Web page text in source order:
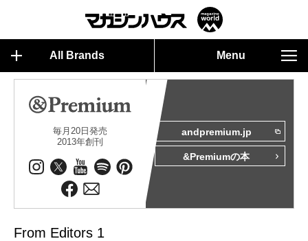
All Brands Menu
毎月20日発売
2013年創刊
andpremium.jp
&Premiumの本
From Editors 1